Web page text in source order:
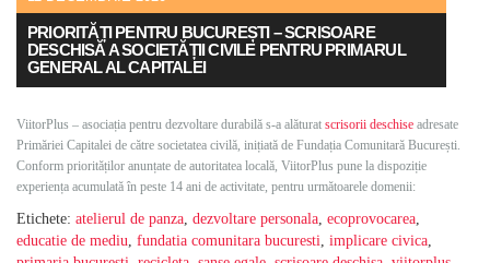
PRIORITĂȚI PENTRU BUCUREȘTI – SCRISOARE
DESCHISĂ A SOCIETĂȚII CIVILE PENTRU PRIMARUL
GENERAL AL CAPITALEI
ViitorPlus – asociația pentru dezvoltare durabilă s-a alăturat scrisorii deschise adresate
Primăriei Capitalei de către societatea civilă, inițiată de Fundația Comunitară București.
Conform priorităților anunțate de autoritatea locală, ViitorPlus pune la dispoziție
experiența acumulată în peste 14 ani de activitate, pentru următoarele domenii:
Etichete: atelierul de panza, dezvoltare personala, ecoprovocarea,
educatie de mediu, fundatia comunitara bucuresti, implicare civica,